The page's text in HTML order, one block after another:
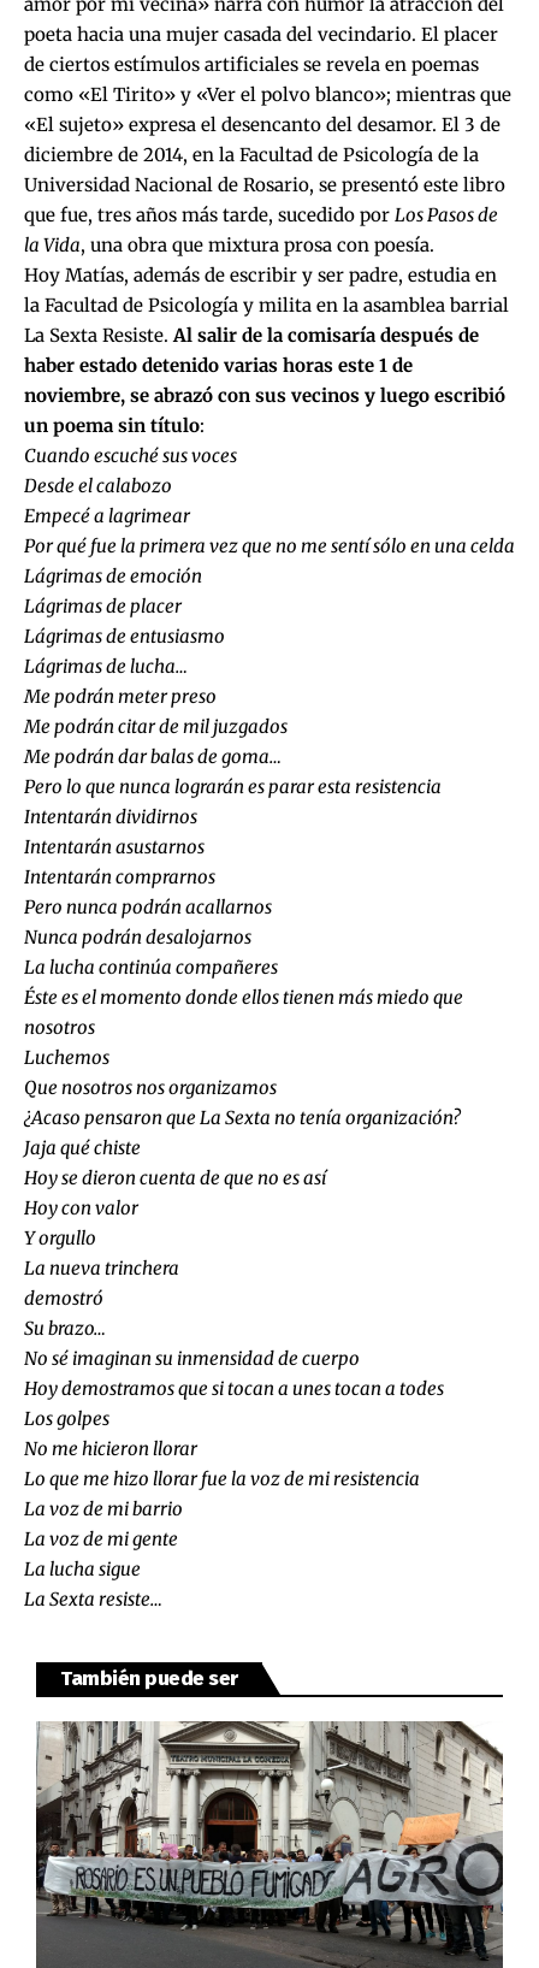
amor por mi vecina» narra con humor la atracción del
poeta hacia una mujer casada del vecindario. El placer
de ciertos estímulos artificiales se revela en poemas
como «El Tirito» y «Ver el polvo blanco»; mientras que
«El sujeto» expresa el desencanto del desamor. El 3 de
diciembre de 2014, en la Facultad de Psicología de la
Universidad Nacional de Rosario, se presentó este libro
que fue, tres años más tarde, sucedido por Los Pasos de
la Vida, una obra que mixtura prosa con poesía.
Hoy Matías, además de escribir y ser padre, estudia en
la Facultad de Psicología y milita en la asamblea barrial
La Sexta Resiste.Al salir de la comisaría después de
haber estado detenido varias horas este 1 de
noviembre, se abrazó con sus vecinos y luego escribió
un poema sin título:
Cuando escuché sus voces
Desde el calabozo
Empecé a lagrimear
Por qué fue la primera vez que no me sentí sólo en una celda
Lágrimas de emoción
Lágrimas de placer
Lágrimas de entusiasmo
Lágrimas de lucha…
Me podrán meter preso
Me podrán citar de mil juzgados
Me podrán dar balas de goma…
Pero lo que nunca lograrán es parar esta resistencia
Intentarán dividirnos
Intentarán asustarnos
Intentarán comprarnos
Pero nunca podrán acallarnos
Nunca podrán desalojarnos
La lucha continúa compañeres
Éste es el momento donde ellos tienen más miedo que
nosotros
Luchemos
Que nosotros nos organizamos
¿Acaso pensaron que La Sexta no tenía organización?
Jaja qué chiste
Hoy se dieron cuenta de que no es así
Hoy con valor
Y orgullo
La nueva trinchera
demostró
Su brazo…
No sé imaginan su inmensidad de cuerpo
Hoy demostramos que si tocan a unes tocan a todes
Los golpes
No me hicieron llorar
Lo que me hizo llorar fue la voz de mi resistencia
La voz de mi barrio
La voz de mi gente
La lucha sigue
La Sexta resiste…
También puede ser